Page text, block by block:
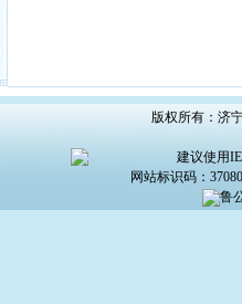
版权所有：济
建议使用
网站标识码：
鲁